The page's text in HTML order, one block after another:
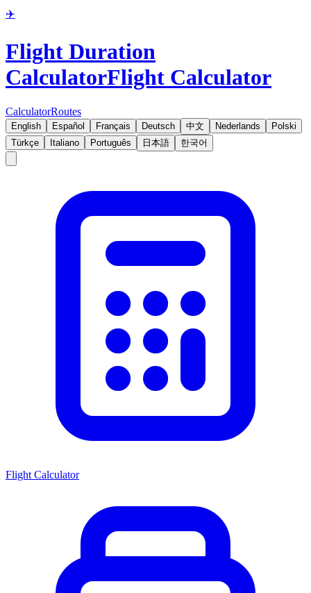
✈️
Flight Duration
CalculatorFlight Calculator
CalculatorRoutes
English Español Français Deutsch 中文 Nederlands
Polski
Türkçe
Italiano Português 日本語 한국어
Flight Calculator